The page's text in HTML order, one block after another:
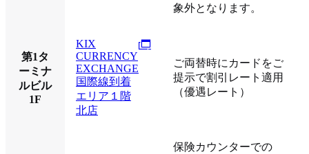
象外となります。
第1タ
ーミナ
ルビル
1F
KIX
CURRENCY
EXCHANGE
国際線到着
エリア１階
北店
ご両替時にカードをご
提示で割引レート適用
（優遇レート）
保険カウンターでの